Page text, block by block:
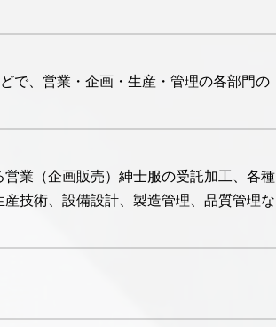
で、営業・企画・生産・管理の各部門の
業（企画販売）紳士服の受託加工、各種
技術、設備設計、製造管理、品質管理な